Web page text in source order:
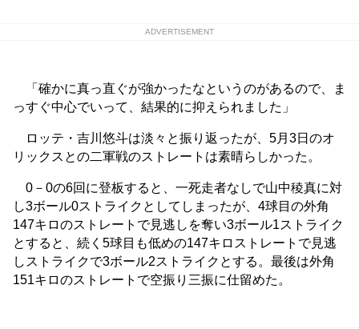
ADVERTISEMENT
「確かに真っ直ぐが強かったなというのがあるので、ま
っすぐ中心でいって、結果的に抑えられました」
ロッテ・吉川悠斗は淡々と振り返ったが、5月3日のオ
リックスとの二軍戦のストレートは素晴らしかった。
0－0の6回に登板すると、一死走者なしで山中稜真に対
し3ボール0ストライクとしてしまったが、4球目の外角
147キロのストレートで見逃しを奪い3ボール1ストライク
とすると、続く5球目も低めの147キロストレートで見逃
しストライクで3ボール2ストライクとする。最後は外角
151キロのストレートで空振り三振に仕留めた。